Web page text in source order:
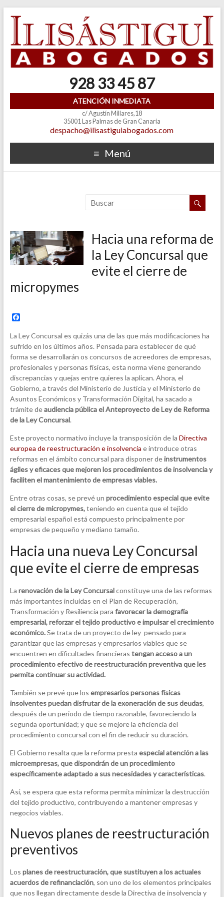
928 33 45 87
ATENCIÓN INMEDIATA
c/ Agustín Millares,18
35001 Las Palmas de Gran Canaria
despacho@ilisastiguiabogados.com
Menú
Hacia una reforma de
la Ley Concursal que
evite el cierre de
micropymes
F
c
e
b
o
o
k
La Ley Concursal es quizás una de las que más modificaciones ha
sufrido en los últimos años. Pensada para establecer de qué
forma se desarrollarán os concursos de acreedores de empresas,
profesionales y personas físicas, esta norma viene generando
discrepancias y quejas entre quieres la aplican. Ahora, el
Gobierno, a través del Ministerio de Justicia y el Ministerio de
Asuntos Económicos y Transformación Digital, ha sacado a
trámite deaudiencia pública el Anteproyecto de Ley de Reforma
de la Ley Concursal.
Este proyecto normativo incluye la transposición de la Directiva
europea de reestructuración e insolvencia e introduce otras
reformas en el ámbito concursal para disponer deinstrumentos
ágiles y eficaces que mejoren los procedimientos de insolvencia y
faciliten el mantenimiento de empresas viables.
Entre otras cosas, se prevé un procedimiento especial que evite
el cierre de micropymes,teniendo en cuenta que el tejido
empresarial español está compuesto principalmente por
empresas de pequeño y mediano tamaño.
Hacia una nueva Ley Concursal
que evite el cierre de empresas
La renovación de la Ley Concursalconstituye una de las reformas
más importantes incluidas en el Plan de Recuperación,
Transformación y Resiliencia para favorecer la demografía
empresarial, reforzar el tejido productivo e impulsar el crecimiento
económico.Se trata de un proyecto de ley pensado para
garantizar que las empresas y empresarios viables que se
encuentren en dificultades financieras tengan acceso a un
procedimiento efectivo de reestructuración preventiva que les
permita continuar su actividad.
También se prevé que los empresarios personas físicas
insolventes puedan disfrutar de la exoneración de sus deudas,
después de un periodo de tiempo razonable, favoreciendo la
segunda oportunidad; y que se mejore la eficiencia del
procedimiento concursal con el fin de reducir su duración.
El Gobierno resalta que la reforma presta especial atención a las
microempresas, que dispondrán de un procedimiento
específicamente adaptado a sus necesidades y características.
Así, se espera que esta reforma permita minimizar la destrucción
del tejido productivo, contribuyendo a mantener empresas y
negocios viables.
Nuevos planes de reestructuración
preventivos
Los planes de reestructuración, que sustituyen a los actuales
acuerdos de refinanciación, son uno de los elementos principales
que nos llegan directamente desde la Directiva de insolvencia y